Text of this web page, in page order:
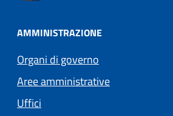
AMMINISTRAZIONE
Organi di governo
Aree amministrative
Uffici